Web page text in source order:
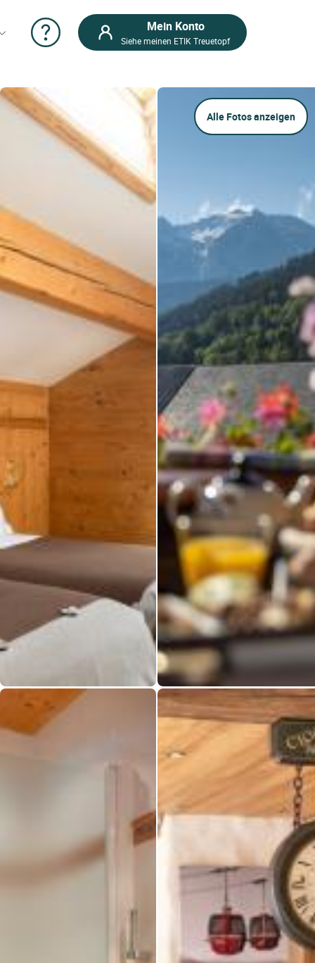
Mein Konto
Siehe meinen ETIK Treuetopf
Alle Fotos anzeigen